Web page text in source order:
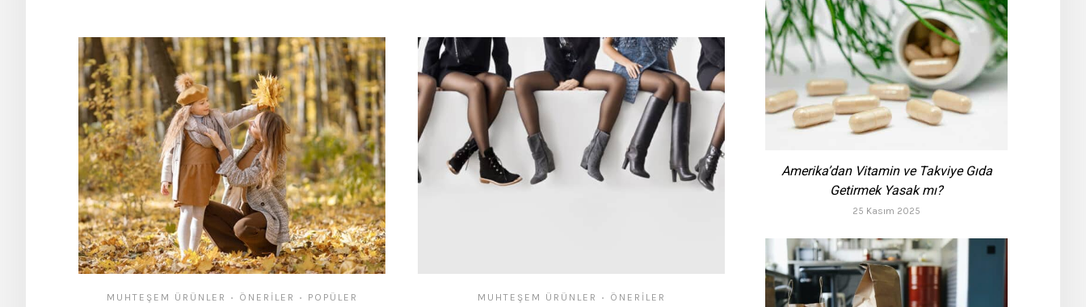
MUHTEŞEM ÜRÜNLER • ÖNERILER •
POPÜLER
MUHTEŞEM ÜRÜNLER • ÖNERILER
Amerika’dan Vitamin ve Takviye Gıda
Getirmek Yasak mı?
25 Kasım 2025